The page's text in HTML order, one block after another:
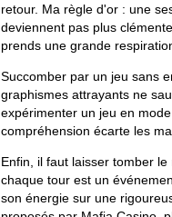
retour. Ma règle d'or : une
deviennent pas plus
prends une grande
Succomber par un jeu sans
graphismes attrayants ne
expérimenter un jeu en
compréhension écarte les
Enfin, il faut laisser tomber
chaque tour est un
son énergie sur une